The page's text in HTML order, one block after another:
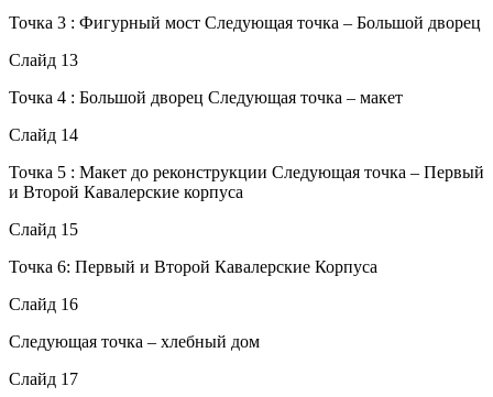
Точка 3 : Фигурный мост Следующая точка – Большой дворец
Слайд 13
Точка 4 : Большой дворец Следующая точка – макет
Слайд 14
Точка 5 : Макет до реконструкции Следующая точка – Первый
и Второй Кавалерские корпуса
Слайд 15
Точка 6: Первый и Второй Кавалерские Корпуса
Слайд 16
Следующая точка – хлебный дом
Слайд 17